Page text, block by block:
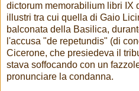
dictorum memorabilium libri IX
illustri tra cui quella di Gaio
balconata della Basilica,
l'accusa "de repetundis" (di
Cicerone, che presiedeva il
stava soffocando con un
pronunciare la condanna.